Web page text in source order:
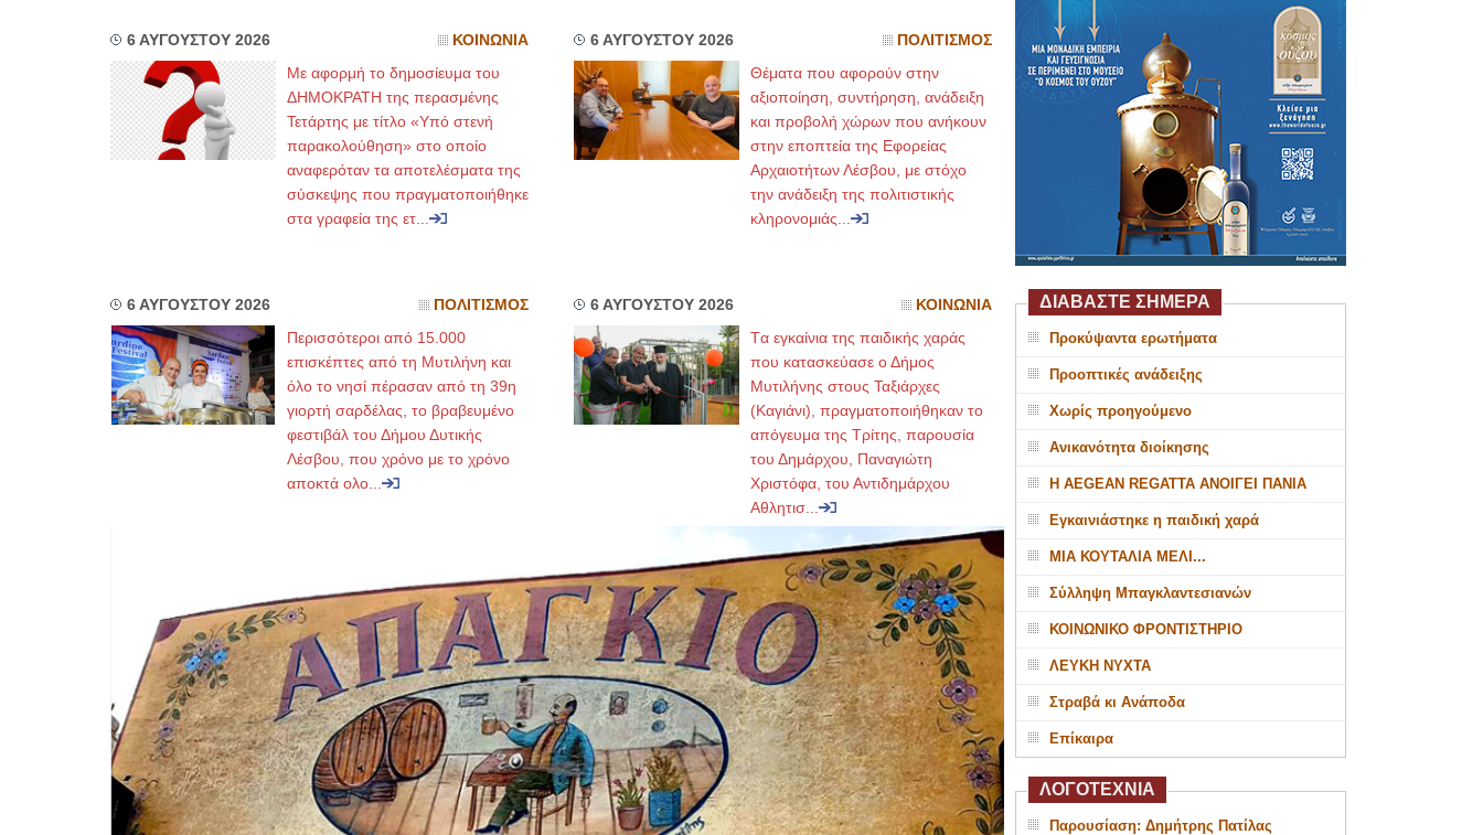
6 ΑΥΓΟΥΣΤΟΥ 2026 ΚΟΙΝΩΝΙΑ
Με αφορμή το δημοσίευμα του
ΔΗΜΟΚΡΑΤΗ της περασμένης
Τετάρτης με τίτλο «Υπό στενή
παρακολούθηση» στο οποίο
αναφερόταν τα αποτελέσματα της
σύσκεψης που πραγματοποιήθηκε
στα γραφεία της ετ...
6 ΑΥΓΟΥΣΤΟΥ 2026 ΠΟΛΙΤΙΣΜΟΣ
Θέματα που αφορούν στην
αξιοποίηση, συντήρηση, ανάδειξη
και προβολή χώρων που ανήκουν
στην εποπτεία της Εφορείας
Αρχαιοτήτων Λέσβου, με στόχο
την ανάδειξη της πολιτιστικής
κληρονομιάς...
6 ΑΥΓΟΥΣΤΟΥ 2026 ΠΟΛΙΤΙΣΜΟΣ
Περισσότεροι από 15.000
επισκέπτες από τη Μυτιλήνη και
όλο το νησί πέρασαν από τη 39η
γιορτή σαρδέλας, το βραβευμένο
φεστιβάλ του Δήμου Δυτικής
Λέσβου, που χρόνο με το χρόνο
αποκτά ολο...
6 ΑΥΓΟΥΣΤΟΥ 2026 ΚΟΙΝΩΝΙΑ
Tα εγκαίνια της παιδικής χαράς
που κατασκεύασε ο Δήμος
Μυτιλήνης στους Ταξιάρχες
(Καγιάνι), πραγματοποιήθηκαν το
απόγευμα της Τρίτης, παρουσία
του Δημάρχου, Παναγιώτη
Χριστόφα, του Αντιδημάρχου
Αθλητισ...
ΔΙΑΒΑΣΤΕ ΣΗΜΕΡΑ
Προκύψαντα ερωτήματα
Προοπτικές ανάδειξης
Χωρίς προηγούμενο
Ανικανότητα διοίκησης
Η AEGEAN REGATTA ΑΝΟΙΓΕΙ ΠΑΝΙΑ
Εγκαινιάστηκε η παιδική χαρά
ΜΙΑ ΚΟΥΤΑΛΙΑ ΜΕΛΙ...
Σύλληψη Μπαγκλαντεσιανών
ΚΟΙΝΩΝΙΚΟ ΦΡΟΝΤΙΣΤΗΡΙΟ
ΛΕΥΚΗ ΝΥΧΤΑ
Στραβά κι Ανάποδα
Επίκαιρα
ΛΟΓΟΤΕΧΝΙΑ
Παρουσίαση: Δημήτρης Πατίλας